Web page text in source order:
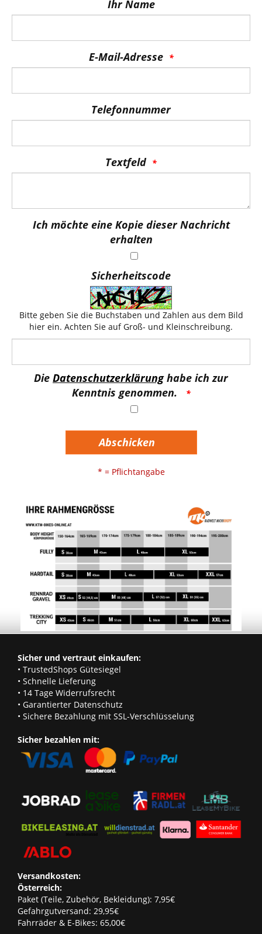
Ihr Name
E-Mail-Adresse
Telefonnummer
Textfeld
Ich möchte eine Kopie dieser Nachricht
erhalten
Sicherheitscode
Bitte geben Sie die Buchstaben und Zahlen aus dem Bild
hier ein. Achten Sie auf Groß- und Kleinschreibung.
Die Datenschutzerklärunghabe ich zur
Kenntnis genommen.
Abschicken
* = Pflichtangabe
Sicher und vertraut einkaufen:
• TrustedShops Gütesiegel
• Schnelle Lieferung
• 14 Tage Widerrufsrecht
• Garantierter Datenschutz
• Sichere Bezahlung mit SSL-Verschlüsselung
Sicher bezahlen mit:
Versandkosten:
Österreich:
Paket (Teile, Zubehör, Bekleidung): 7,95€
Gefahrgutversand: 29,95€
Fahrräder & E-Bikes: 65,00€